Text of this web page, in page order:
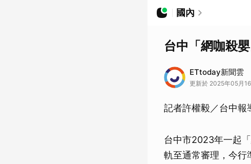
國內
台中「網咖殺
ETtoday新聞雲
更新於 2025年05月
記者許權毅／台中報
台中市2023年一起
軌至通常審理，今行